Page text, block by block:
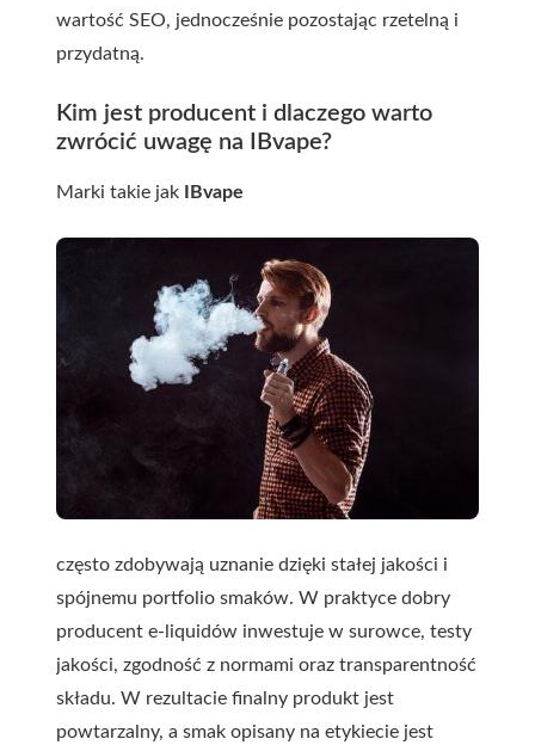
wartość SEO, jednocześnie pozostając rzetelną i
przydatną.
Kim jest producent i dlaczego warto
zwrócić uwagę na IBvape?
Marki takie jak IBvape
często zdobywają uznanie dzięki stałej jakości i
spójnemu portfolio smaków. W praktyce dobry
producent e-liquidów inwestuje w surowce, testy
jakości, zgodność z normami oraz transparentność
składu. W rezultacie finalny produkt jest
powtarzalny, a smak opisany na etykiecie jest